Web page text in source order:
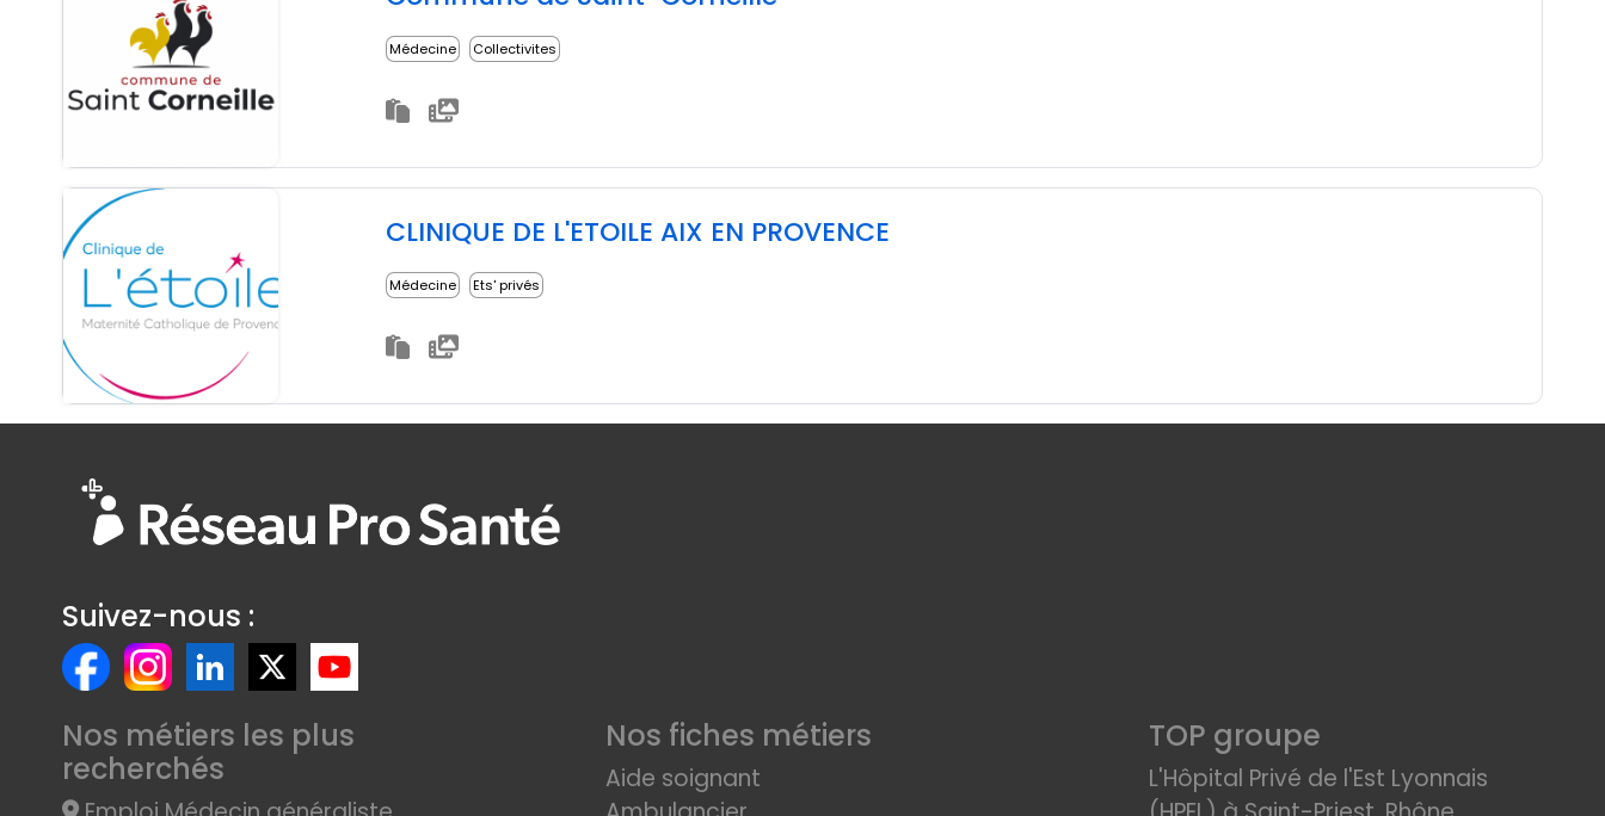
Médecine Collectivites
CLINIQUE DE L'ETOILE AIX EN PROVENCE
Médecine Ets' privés
Suivez-nous :
Nos métiers les plus
recherchés
Nos fiches métiers
Aide soignant
TOP groupe
L'Hôpital Privé de l'Est Lyonnais